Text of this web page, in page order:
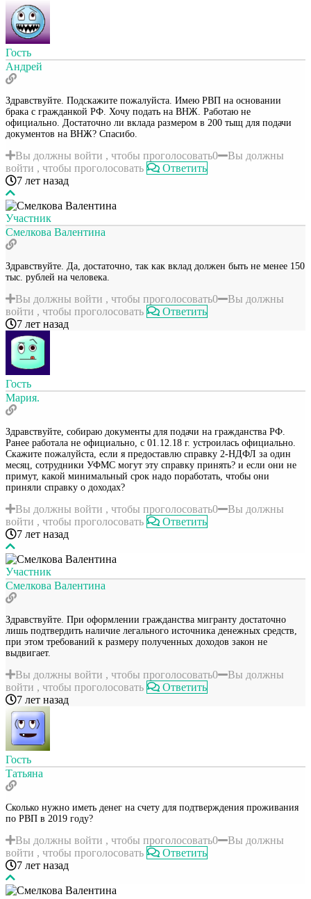
Гость
Андрей
Здравствуйте. Подскажите пожалуйста. Имею РВП на основании
брака с гражданкой РФ. Хочу подать на ВНЖ. Работаю не
официально. Достаточно ли вклада размером в 200 тыщ для подачи
документов на ВНЖ? Спасибо.
Вы должны войти , чтобы проголосовать0
Вы должны
войти , чтобы проголосовать
Ответить
7 лет назад
Участник
Смелкова Валентина
Здравствуйте. Да, достаточно, так как вклад должен быть не менее 150
тыс. рублей на человека.
Вы должны войти , чтобы проголосовать0
Вы должны
войти , чтобы проголосовать
Ответить
7 лет назад
Гость
Мария.
Здравствуйте, собираю документы для подачи на гражданства РФ.
Ранее работала не официально, с 01.12.18 г. устроилась официально.
Скажите пожалуйста, если я предоставлю справку 2-НДФЛ за один
месяц, сотрудники УФМС могут эту справку принять? и если они не
примут, какой минимальный срок надо поработать, чтобы они
приняли справку о доходах?
Вы должны войти , чтобы проголосовать0
Вы должны
войти , чтобы проголосовать
Ответить
7 лет назад
Участник
Смелкова Валентина
Здравствуйте. При оформлении гражданства мигранту достаточно
лишь подтвердить наличие легального источника денежных средств,
при этом требований к размеру полученных доходов закон не
выдвигает.
Вы должны войти , чтобы проголосовать0
Вы должны
войти , чтобы проголосовать
Ответить
7 лет назад
Гость
Татьяна
Сколько нужно иметь денег на счету для подтверждения проживания
по РВП в 2019 году?
Вы должны войти , чтобы проголосовать0
Вы должны
войти , чтобы проголосовать
Ответить
7 лет назад